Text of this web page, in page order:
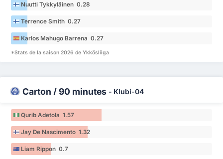
Nuutti Tykkyläinen 0.28
Terrence Smith 0.27
Karlos Mahugo Barrena 0.27
*Stats de la saison 2026 de Ykkösliiga
Carton / 90 minutes - Klubi-04
Qurib Adetola 1.57
Jay De Nascimento 1.32
Liam Rippon 0.7